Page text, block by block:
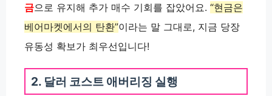
금으로 유지해 추가 매수 기회를 잡았어요. “현금은
베어마켓에서의 탄환”이라는 말 그대로, 지금 당장
유동성 확보가 최우선입니다!
2. 달러 코스트 애버리징 실행